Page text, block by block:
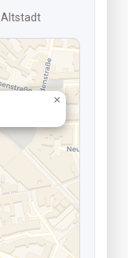
Altstadt
×